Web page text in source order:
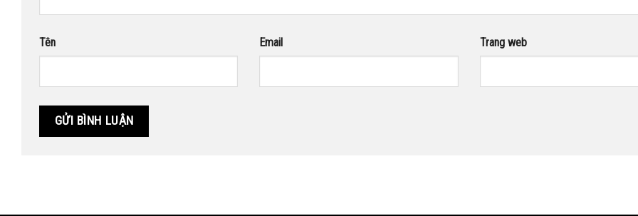
Tên Email Trang web